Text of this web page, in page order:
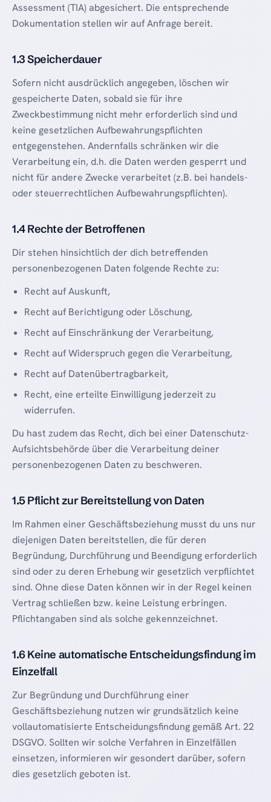
Assessment (TIA) abgesichert. Die entsprechende
Dokumentation stellen wir auf Anfrage bereit.
1.3 Speicherdauer
Sofern nicht ausdrücklich angegeben, löschen wir
gespeicherte Daten, sobald sie für ihre
Zweckbestimmung nicht mehr erforderlich sind und
keine gesetzlichen Aufbewahrungspflichten
entgegenstehen. Andernfalls schränken wir die
Verarbeitung ein, d.h. die Daten werden gesperrt und
nicht für andere Zwecke verarbeitet (z.B. bei handels-
oder steuerrechtlichen Aufbewahrungspflichten).
1.4 Rechte der Betroffenen
Dir stehen hinsichtlich der dich betreffenden
personenbezogenen Daten folgende Rechte zu:
Recht auf Auskunft,
Recht auf Berichtigung oder Löschung,
Recht auf Einschränkung der Verarbeitung,
Recht auf Widerspruch gegen die Verarbeitung,
Recht auf Datenübertragbarkeit,
Recht, eine erteilte Einwilligung jederzeit zu
widerrufen.
Du hast zudem das Recht, dich bei einer Datenschutz-
Aufsichtsbehörde über die Verarbeitung deiner
personenbezogenen Daten zu beschweren.
1.5 Pflicht zur Bereitstellung von Daten
Im Rahmen einer Geschäftsbeziehung musst du uns nur
diejenigen Daten bereitstellen, die für deren
Begründung, Durchführung und Beendigung erforderlich
sind oder zu deren Erhebung wir gesetzlich verpflichtet
sind. Ohne diese Daten können wir in der Regel keinen
Vertrag schließen bzw. keine Leistung erbringen.
Pflichtangaben sind als solche gekennzeichnet.
1.6 Keine automatische Entscheidungsfindung im
Einzelfall
Zur Begründung und Durchführung einer
Geschäftsbeziehung nutzen wir grundsätzlich keine
vollautomatisierte Entscheidungsfindung gemäß Art. 22
DSGVO. Sollten wir solche Verfahren in Einzelfällen
einsetzen, informieren wir gesondert darüber, sofern
dies gesetzlich geboten ist.